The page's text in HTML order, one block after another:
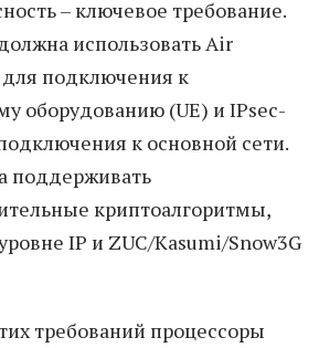
– ключевое требование.
использовать Air
подключения к
оборудованию (UE) и IPsec-
к основной сети.
поддерживать
криптоалгоритмы,
IP и ZUC/Kasumi/Snow3G
требований процессоры